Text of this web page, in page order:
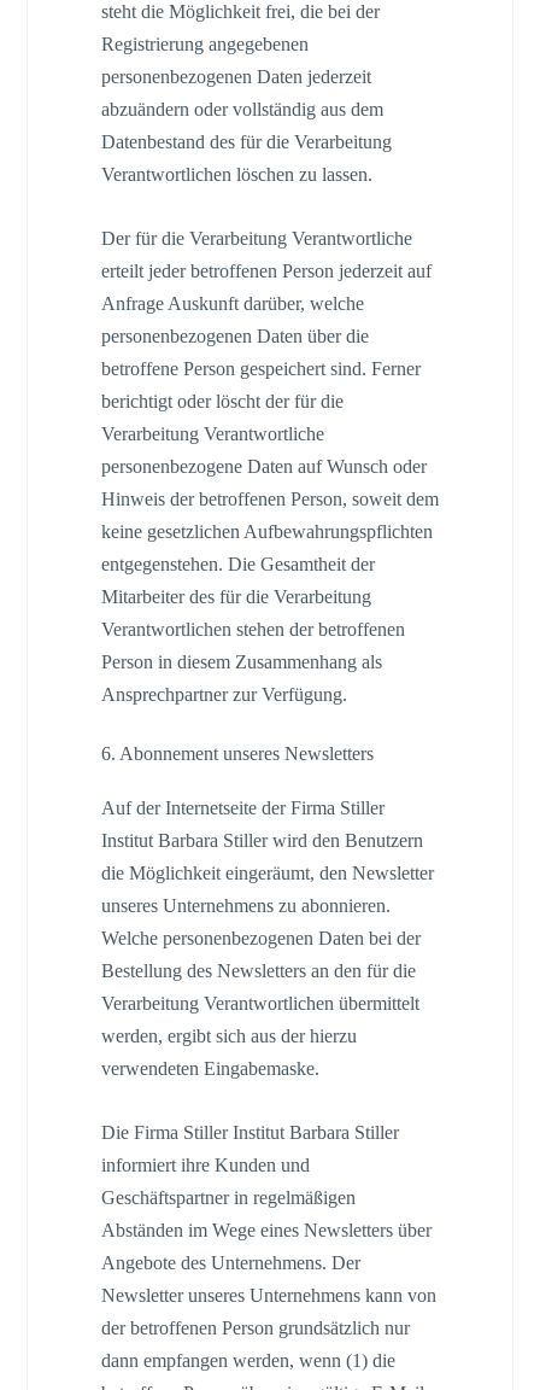
steht die Möglichkeit frei, die bei der
Registrierung angegebenen
personenbezogenen Daten jederzeit
abzuändern oder vollständig aus dem
Datenbestand des für die Verarbeitung
Verantwortlichen löschen zu lassen.
Der für die Verarbeitung Verantwortliche
erteilt jeder betroffenen Person jederzeit auf
Anfrage Auskunft darüber, welche
personenbezogenen Daten über die
betroffene Person gespeichert sind. Ferner
berichtigt oder löscht der für die
Verarbeitung Verantwortliche
personenbezogene Daten auf Wunsch oder
Hinweis der betroffenen Person, soweit dem
keine gesetzlichen Aufbewahrungspflichten
entgegenstehen. Die Gesamtheit der
Mitarbeiter des für die Verarbeitung
Verantwortlichen stehen der betroffenen
Person in diesem Zusammenhang als
Ansprechpartner zur Verfügung.
6. Abonnement unseres Newsletters
Auf der Internetseite der Firma Stiller
Institut Barbara Stiller wird den Benutzern
die Möglichkeit eingeräumt, den Newsletter
unseres Unternehmens zu abonnieren.
Welche personenbezogenen Daten bei der
Bestellung des Newsletters an den für die
Verarbeitung Verantwortlichen übermittelt
werden, ergibt sich aus der hierzu
verwendeten Eingabemaske.
Die Firma Stiller Institut Barbara Stiller
informiert ihre Kunden und
Geschäftspartner in regelmäßigen
Abständen im Wege eines Newsletters über
Angebote des Unternehmens. Der
Newsletter unseres Unternehmens kann von
der betroffenen Person grundsätzlich nur
dann empfangen werden, wenn (1) die